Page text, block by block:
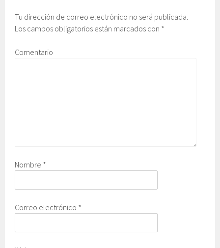
Tu dirección de correo electrónico no será publicada.
Los campos obligatorios están marcados con *
Comentario
Nombre *
Correo electrónico *